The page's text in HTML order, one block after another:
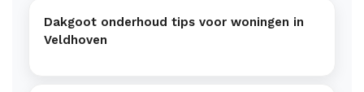
Dakgoot onderhoud tips voor woningen in
Veldhoven